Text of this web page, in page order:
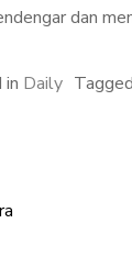
dan
Daily Tagged